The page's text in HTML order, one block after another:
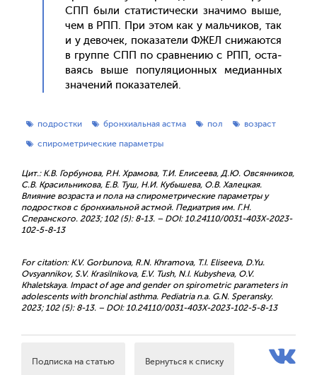
СПП бы­ли ста­тис­ти­чес­ки зна­чимо вы­ше,
чем в РПП. При этом как у маль­чи­ков, так
и у де­вочек, по­каза­тели ФЖЕЛ сни­жа­ют­ся
в груп­пе СПП по срав­не­нию с РПП, ос­та­
ва­ясь вы­ше по­пуля­ци­он­ных ме­ди­ан­ных
зна­чений по­каза­телей.
подростки бронхиальная астма пол
возраст
спирометрические параметры
Цит.: К.В. Горбунова, Р.Н. Храмова, Т.И. Елисеева, Д.Ю. Овсянников,
С.В. Красильникова, Е.В. Туш, Н.И. Кубышева, О.В. Халецкая.
Влияние возраста и пола на спирометрические параметры у
подростков с бронхиальной астмой. Педиатрия им. Г.Н.
Сперанского. 2023; 102 (5): 8-13. – DOI: 10.24110/0031-403X-2023-
102-5-8-13
For citation: K.V. Gorbunova, R.N. Khramova, T.I. Eliseeva, D.Yu.
Ovsyannikov, S.V. Krasilnikova, E.V. Tush, N.I. Kubysheva, O.V.
Khaletskaya. Impact of age and gender on spirometric parameters in
adolescents with bronchial asthma. Pediatria n.a. G.N. Speransky.
2023; 102 (5): 8-13. – DOI: 10.24110/0031-403X-2023-102-5-8-13
Подписка на статью Вернуться к списку